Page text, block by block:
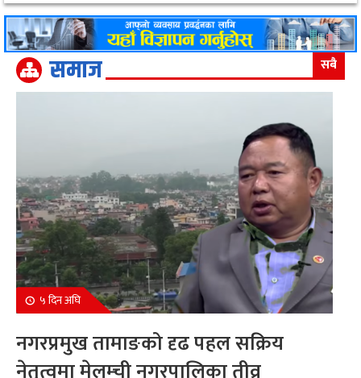
समाज सबै
५ दिन अघि
नगरप्रमुख तामाङको दृढ पहल सक्रिय